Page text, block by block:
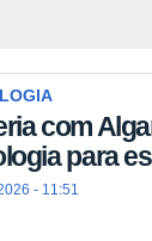
com
para
- 11:51